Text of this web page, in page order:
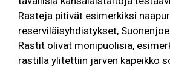
Rasteja pitivät esimerkiksi
reserviläisyhdistykset,
Rastit olivat monipuolisia,
rastilla ylitettiin järven kapeikko